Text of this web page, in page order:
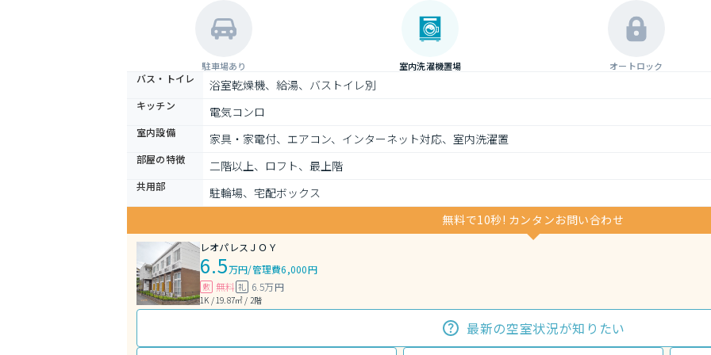
駐車場あり 室内洗濯機置場 オートロック
バス・トイレ 浴室乾燥機、給湯、バストイレ別
キッチン 電気コンロ
室内設備 家具・家電付、エアコン、インターネット対応、室内洗濯置
部屋の特徴 二階以上、ロフト、最上階
共用部
駐輪場、宅配ボックス
無料で10秒! カンタンお問い合わせ
レオパレスＪＯＹ
6.5万円/管理費6,000円
敷 無料 礼 6.5万円
1K / 19.87㎡ / 2階
最新の空室状況が知りたい